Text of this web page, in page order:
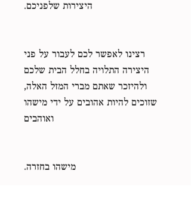
היצירות שלפניכם.
רצינו לאפשר לכם לעבור על פני
היצירה התלויה בחלל הבית שלכם
ולהיזכר שאתם מברי המזל האלה,
שזוכים להיות אהובים על ידי מישהו
ואוהבים
מישהו בחזרה.